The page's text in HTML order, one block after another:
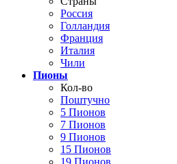
Россия
Голландия
Франция
Италия
Чили
Пионы
Кол-во
Поштучно
5 Пионов
7 Пионов
9 Пионов
15 Пионов
19 Пионов